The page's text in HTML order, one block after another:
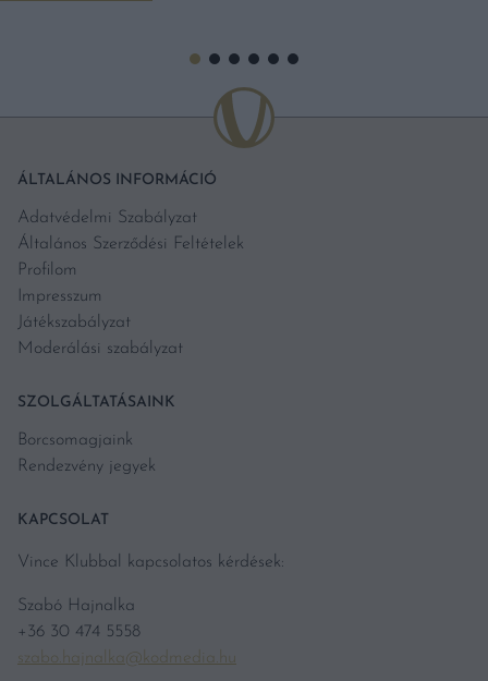
ÁLTALÁNOS INFORMÁCIÓ
Adatvédelmi Szabályzat
Általános Szerződési Feltételek
Profilom
Impresszum
Játékszabályzat
Moderálási szabályzat
SZOLGÁLTATÁSAINK
Borcsomagjaink
Rendezvény jegyek
KAPCSOLAT
Vince Klubbal kapcsolatos kérdések:
Szabó Hajnalka
+36 30 474 5558
szabo.hajnalka@kodmedia.hu